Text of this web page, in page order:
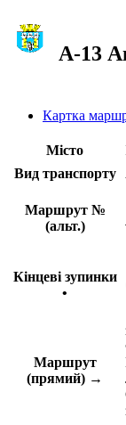
A-13
Картка
Місто
Вид транспорту
Маршрут №
(альт.)
Кінцеві зупинки
•
Маршрут
(прямий) →